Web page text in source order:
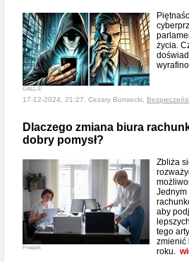
DALL-E
życia.
17-12-2024, 21:27, Cezary Bunsecki,
Dlaczego zmiana biura
dobry pomysł?
Freepik
Zbliża
Jednym
aby
tego
zmienić
roku.